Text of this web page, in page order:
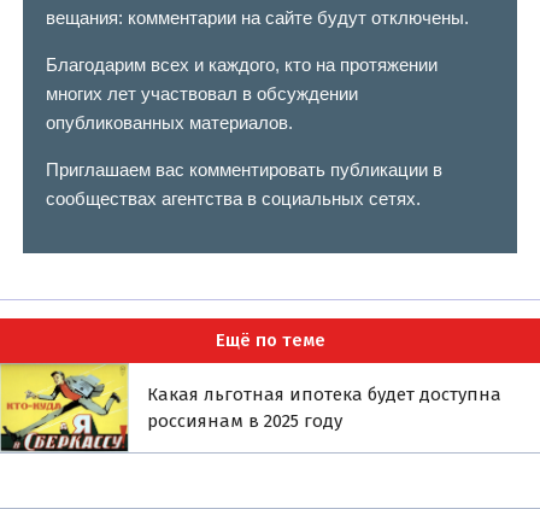
вещания: комментарии на сайте будут отключены.
Благодарим всех и каждого, кто на протяжении
многих лет участвовал в обсуждении
опубликованных материалов.
Приглашаем вас комментировать публикации в
сообществах агентства в социальных сетях.
Ещё по теме
Какая льготная ипотека будет доступна
россиянам в 2025 году